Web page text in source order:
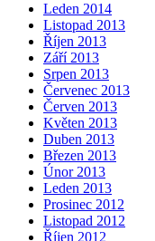
Leden 2014
Listopad 2013
Říjen 2013
Září 2013
Srpen 2013
Červenec 2013
Červen 2013
Květen 2013
Duben 2013
Březen 2013
Únor 2013
Leden 2013
Prosinec 2012
Listopad 2012
Říjen 2012